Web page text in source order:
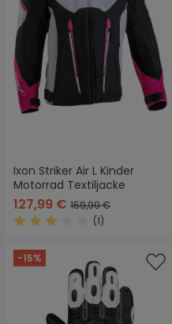
Ixon Striker Air L Kinder
Motorrad Textiljacke
127,99 € 159,99 €
(1)
-15%